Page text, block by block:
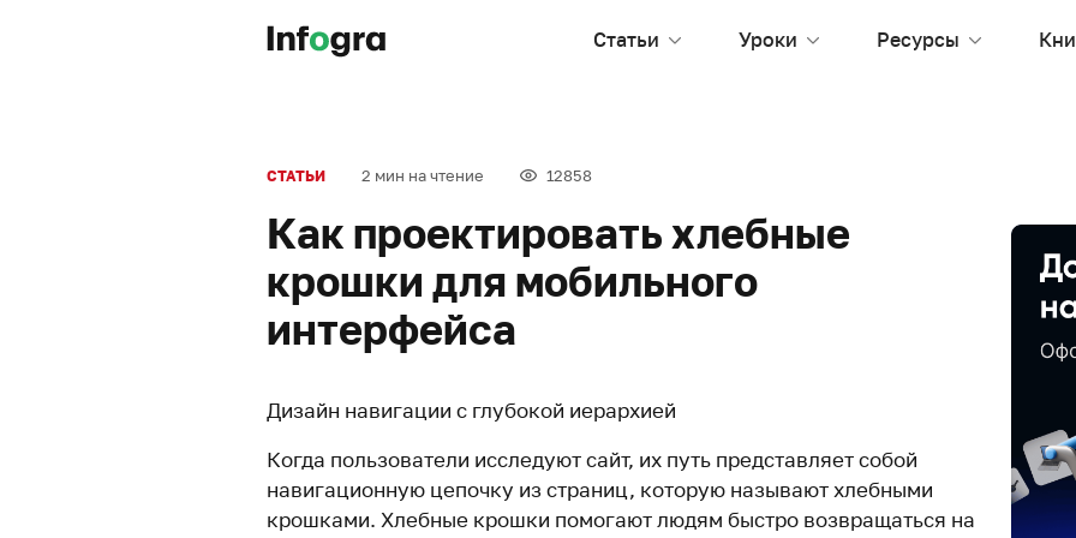
Статьи Уроки Ресурсы
СТАТЬИ 2 мин на чтение 12858
Как проектировать хлебные
крошки для мобильного
интерфейса
Дизайн навигации с глубокой иерархией
Когда пользователи исследуют сайт, их путь представляет собой
навигационную цепочку из страниц, которую называют хлебными
крошками. Хлебные крошки помогают людям быстро возвращаться на